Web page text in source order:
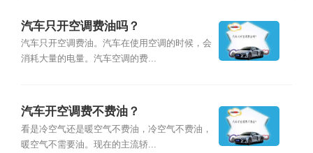
汽车只开空调费油吗？
汽车只开空调费油。汽车在使用空调的时候，会
消耗大量的电量。汽车空调的费...
汽车开空调费不费油？
看是冷空气还是暖空气不费油，冷空气不费油，
暖空气不需要油。现在的主流轿...